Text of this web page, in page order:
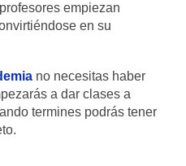
empiezan
en su
no necesitas haber
a dar clases a
termines podrás tener